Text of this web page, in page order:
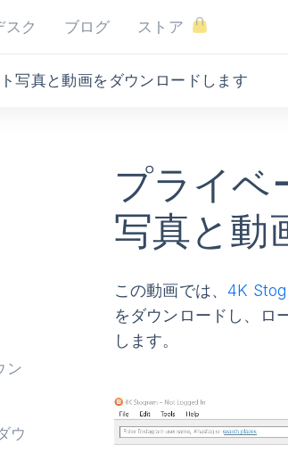
スク ブログ ストア
写真と動画をダウンロードします
ン
ウ
プライベ
写真と動
この動画では、4K
をダウンロードし、ロ
します。